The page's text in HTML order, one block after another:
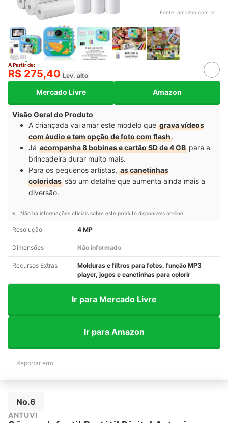
Fonte: amazon.com.br
A Partir de:
R$ 275,40 Lev. alto
Mercado Livre Amazon
Visão Geral do Produto
A criançada vai amar este modelo que grava vídeos
com áudio e tem opção de foto com flash.
Já acompanha 8 bobinas e cartão SD de 4 GB para a
brincadeira durar muito mais.
Para os pequenos artistas, as canetinhas
coloridas são um detalhe que aumenta ainda mais a
diversão.
Não há informações oficiais sobre este produto disponíveis on-line.
Resolução 4 MP
Dimensões Não informado
Recursos Extras
Molduras e filtros para fotos, função MP3
player, jogos e canetinhas para colorir
Ir para Mercado Livre
Ir para Amazon
Reportar erro
No.6
ANTUVI